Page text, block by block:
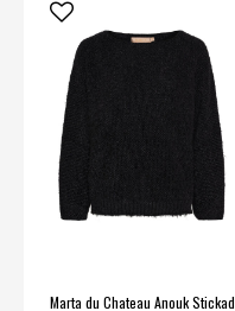
Marta du Chateau Anouk Stickad